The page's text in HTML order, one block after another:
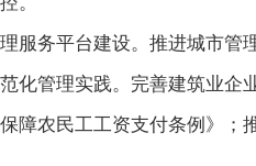
服务平台建设。推进城市管
化管理实践。完善建筑业
保障农民工工资支付条例 》；